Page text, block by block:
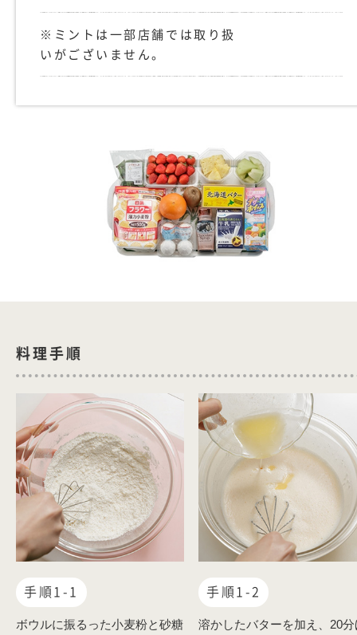
※ミントは一部店舗では取り扱
いがございません。
料理手順
手順1-1
ボウルに振るった小麦粉と砂糖
手順1-2
溶かしたバターを加え、20分